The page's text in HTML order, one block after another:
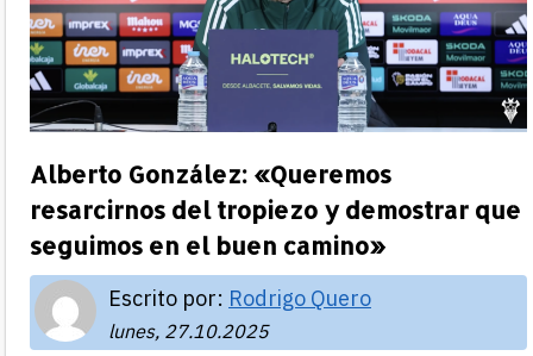
Alberto González: «Queremos
resarcirnos del tropiezo y demostrar que
seguimos en el buen camino»
Escrito por: Rodrigo Quero
lunes, 27.10.2025